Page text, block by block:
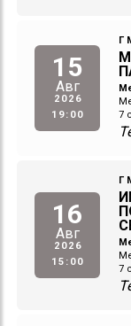
15
Авг
2026
19:00
Г
7
16
Авг
2026
15:00
Г
7